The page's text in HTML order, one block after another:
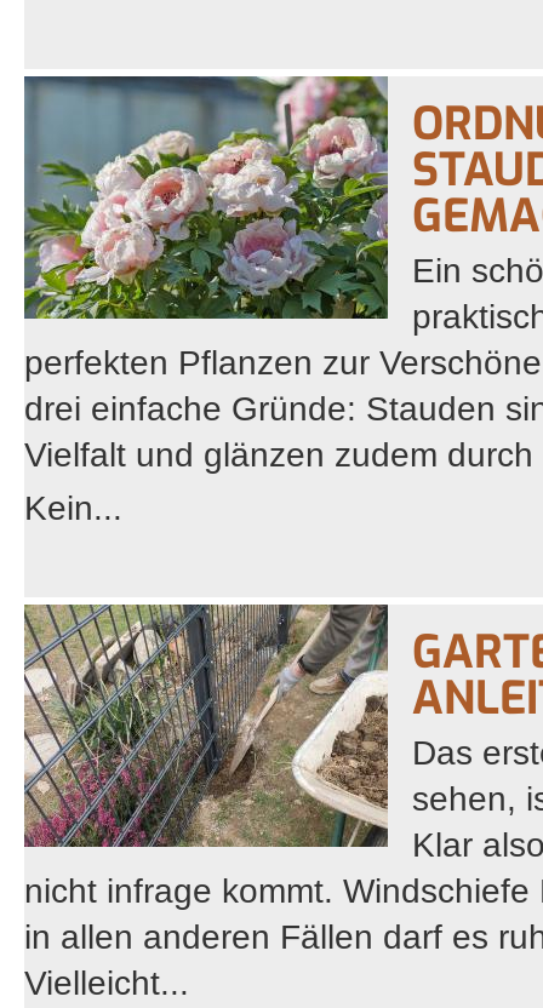
Ein
perfekten Pflanzen zur
drei einfache Gründe: Stauden
Vielfalt und glänzen zudem
Kein...
Das
sehen,
Klar
nicht infrage kommt.
in allen anderen Fällen darf es
Vielleicht...